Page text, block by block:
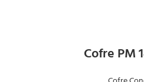
Cofre PM